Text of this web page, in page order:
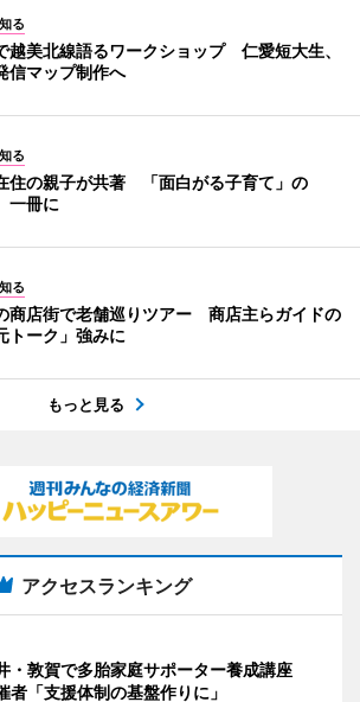
る
越美北線語るワークショップ 仁愛短大生、
信マップ制作へ
る
住の親子が共著 「面白がる子育て」の
一冊に
る
商店街で老舗巡りツアー 商店主らガイドの
トーク」強みに
もっと見る
アクセスランキング
・敦賀で多胎家庭サポーター養成講座
者「支援体制の基盤作りに」